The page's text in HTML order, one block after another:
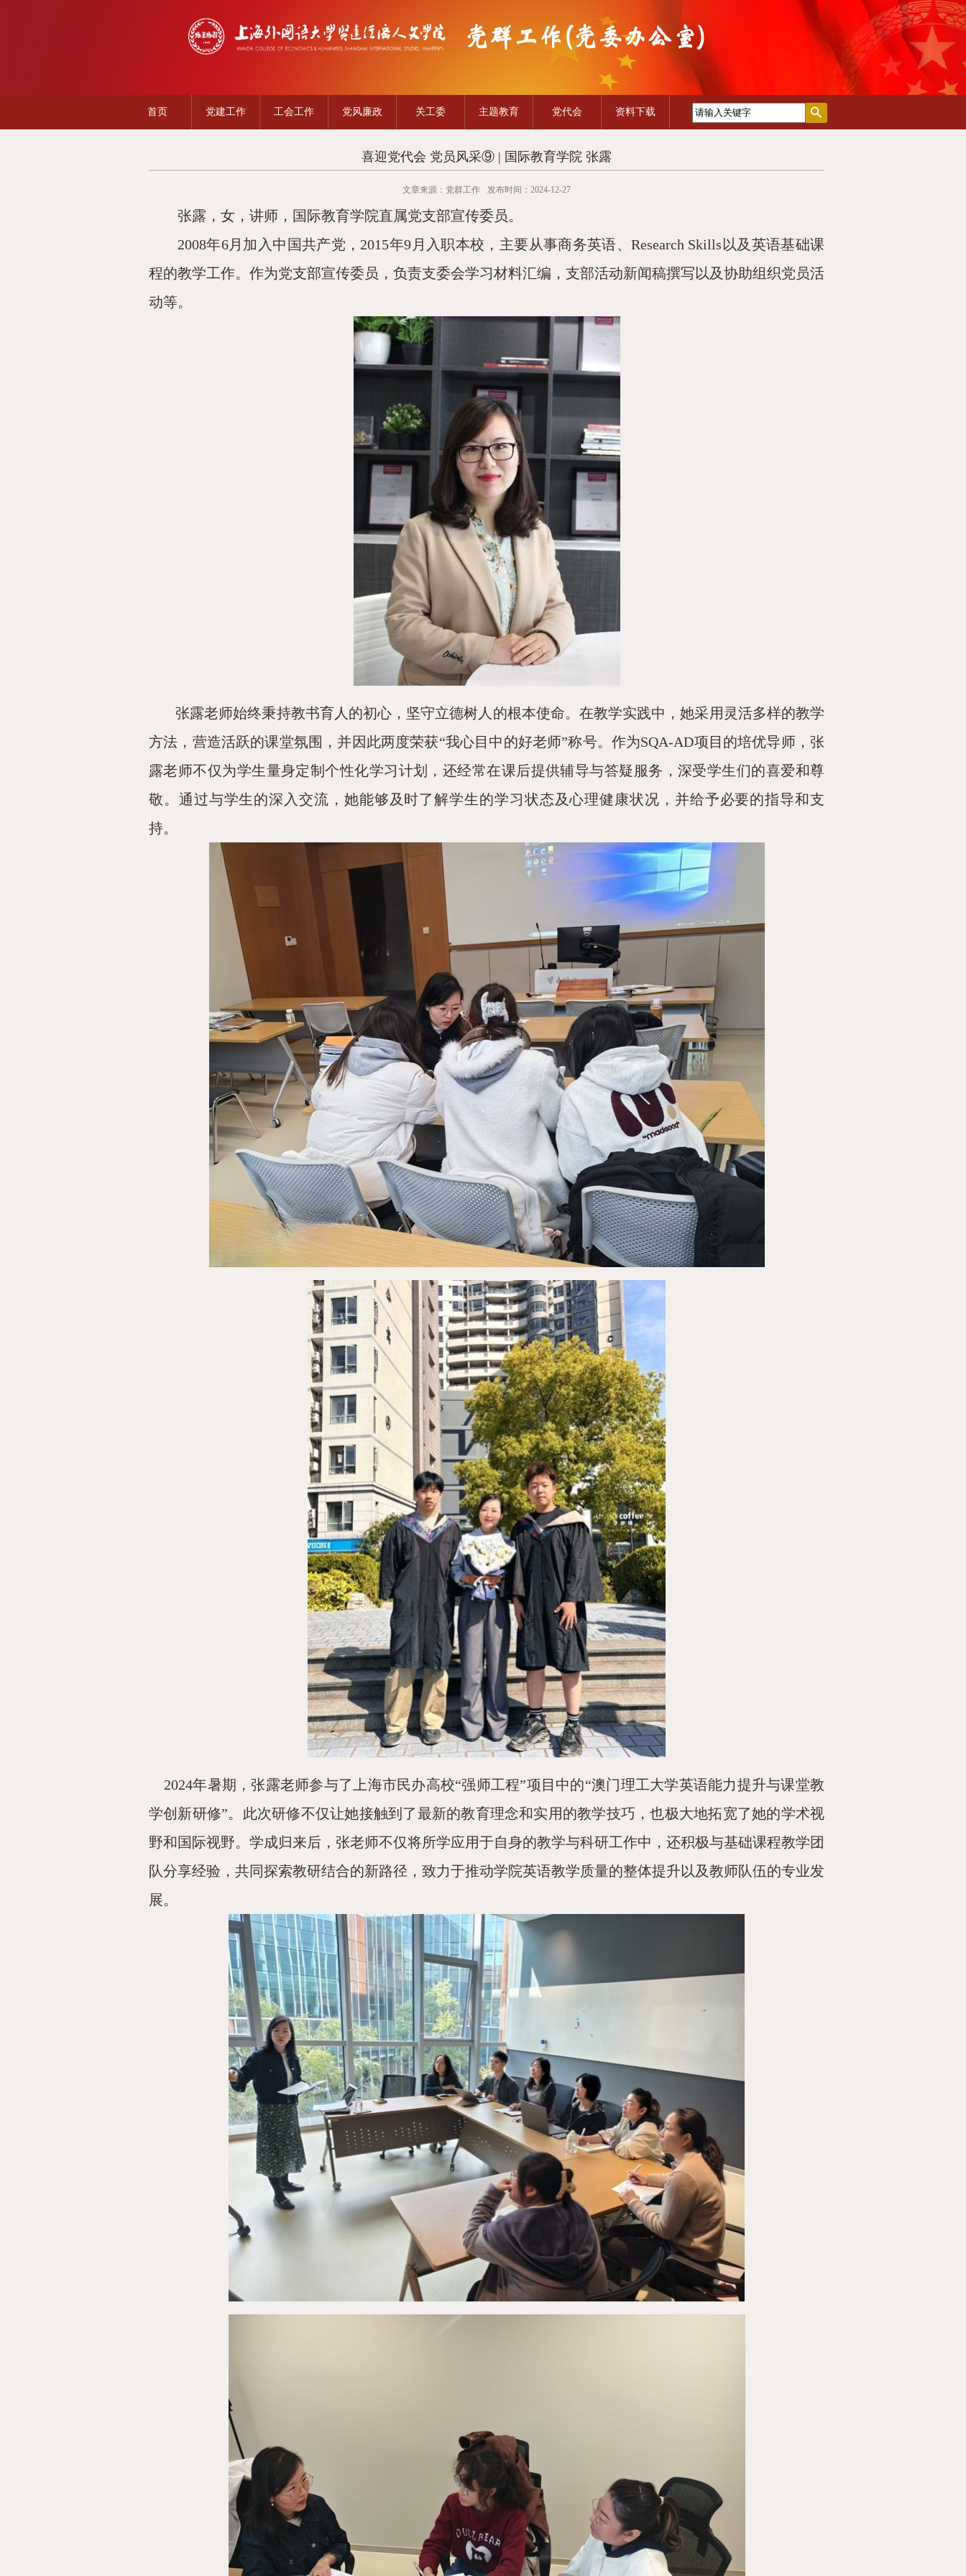
首页 党建工作 工会工作 党风廉政 关工委 主题教育 党代会 资料下载
喜迎党代会 党员风采⑨ | 国际教育学院 张露
文章来源：党群工作 发布时间：2024-12-27
张露，女，讲师，国际教育学院直属党支部宣传委员。
2008年6月加入中国共产党，2015年9月入职本校，主要从事商务英语、Research Skills以及英语基础课
程的教学工作。作为党支部宣传委员，负责支委会学习材料汇编，支部活动新闻稿撰写以及协助组织党员活
动等。
张露老师始终秉持教书育人的初心，坚守立德树人的根本使命。在教学实践中，她采用灵活多样的教学
方法，营造活跃的课堂氛围，并因此两度荣获“我心目 中的好老师”称号。作为SQA-AD项目的培优导师，张
露老师不仅为学生量身定制个性化学习计划，还经常在课后提供辅导与答疑服务，深受学生们的喜爱和尊
敬。通过与学生的深入交流，她能够及时了解学生的学习状态及心理健康状况，并给予必要的指导和支
持。
2024年暑期，张露老师参与了上海市民办高校“强师工程”项目中的“澳门理工大学英语能力提升与课堂教
学创新研修”。此次研修不仅让她接触到了最新的教育理念和实用的教学技巧，也极大地拓宽了她的学术视
野和国际视野。学成归来后，张老师不仅将所学应用于自身的教学与科研工作中，还积极与基础课程教学团
队分享经验，共同探索教研结合的新路径，致力于推动学院英语教学质量的整体提升以及教师队伍的专业发
展。